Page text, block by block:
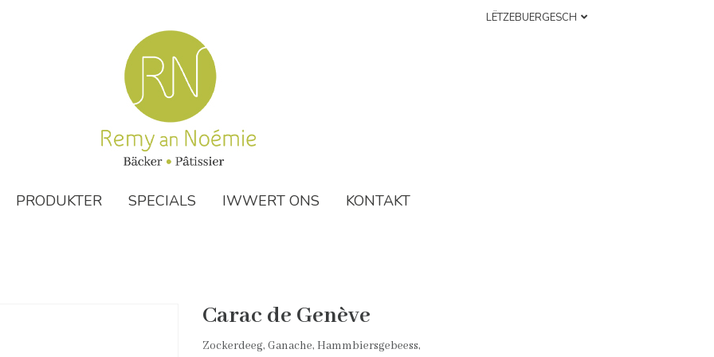
LËTZEBUERGESCH
PRODUKTER SPECIALS IWWERT ONS KONTAKT
Carac de Genève
Zockerdeeg, Ganache, Hammbiersgebeess,